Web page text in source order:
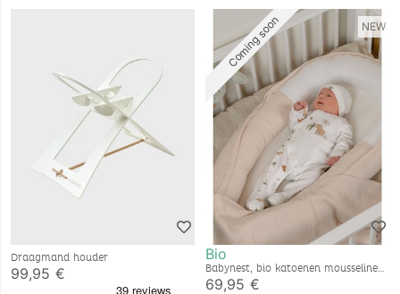
Draagmand houder
99,95 €
Coming soon NEW
Bio
Babynest, bio katoenen mousseline
69,95 €